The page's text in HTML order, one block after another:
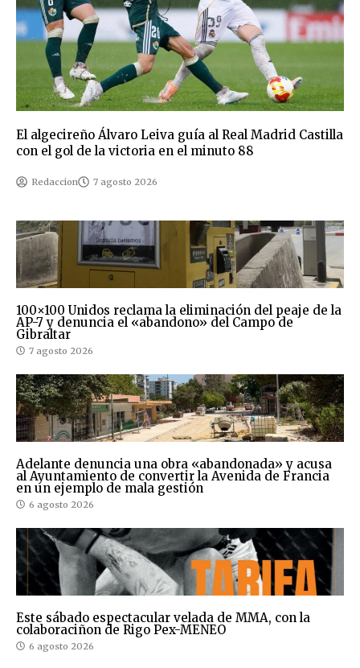
El algecireño Álvaro Leiva guía al Real Madrid Castilla
con el gol de la victoria en el minuto 88
Redaccion 7 agosto 2026
100×100 Unidos reclama la eliminación del peaje de la
AP-7 y denuncia el «abandono» del Campo de
Gibraltar
7 agosto 2026
Adelante denuncia una obra «abandonada» y acusa
al Ayuntamiento de convertir la Avenida de Francia
en un ejemplo de mala gestión
6 agosto 2026
Este sábado espectacular velada de MMA, con la
colaboraciñon de Rigo Pex-MENEO
6 agosto 2026